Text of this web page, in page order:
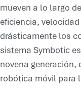
mueven a lo largo
eficiencia,
drásticamente los
sistema Symbotic
novena generación,
robótica móvil para